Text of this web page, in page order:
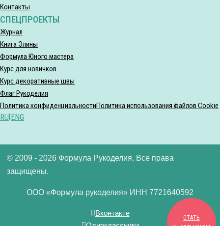
Контакты
СПЕЦПРОЕКТЫ
Журнал
Книга Элины
Формула Юного мастера
Курс для новичков
Курс декоративные швы
Флаг Рукоделия
СТАТЬ
Политика конфиденциальностиПолитика использования файлов Cookie
RU ENG
© 2009 - 2026 Формула Рукоделия. Все права
защищены.
ООО «Формула рукоделия» ИНН 7721640592
Вконтакте